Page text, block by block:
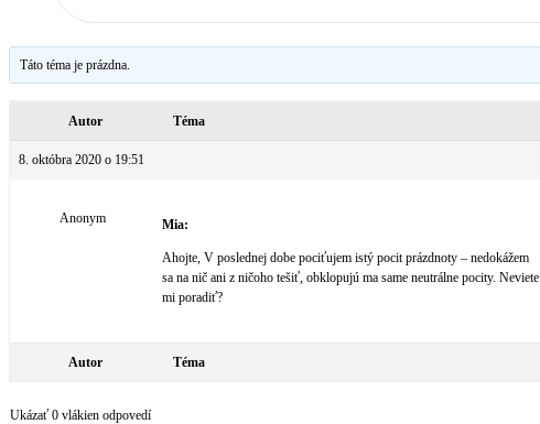
Táto téma je prázdna.
Autor Téma
8. októbra 2020 o 19:51
Anonym Mia:
Ahojte, V poslednej dobe pociťujem istý pocit prázdnoty – nedokážem
sa na nič ani z ničoho tešiť, obklopujú ma same neutrálne pocity. Neviete
mi poradiť?
Autor Téma
Ukázať 0 vlákien odpovedí